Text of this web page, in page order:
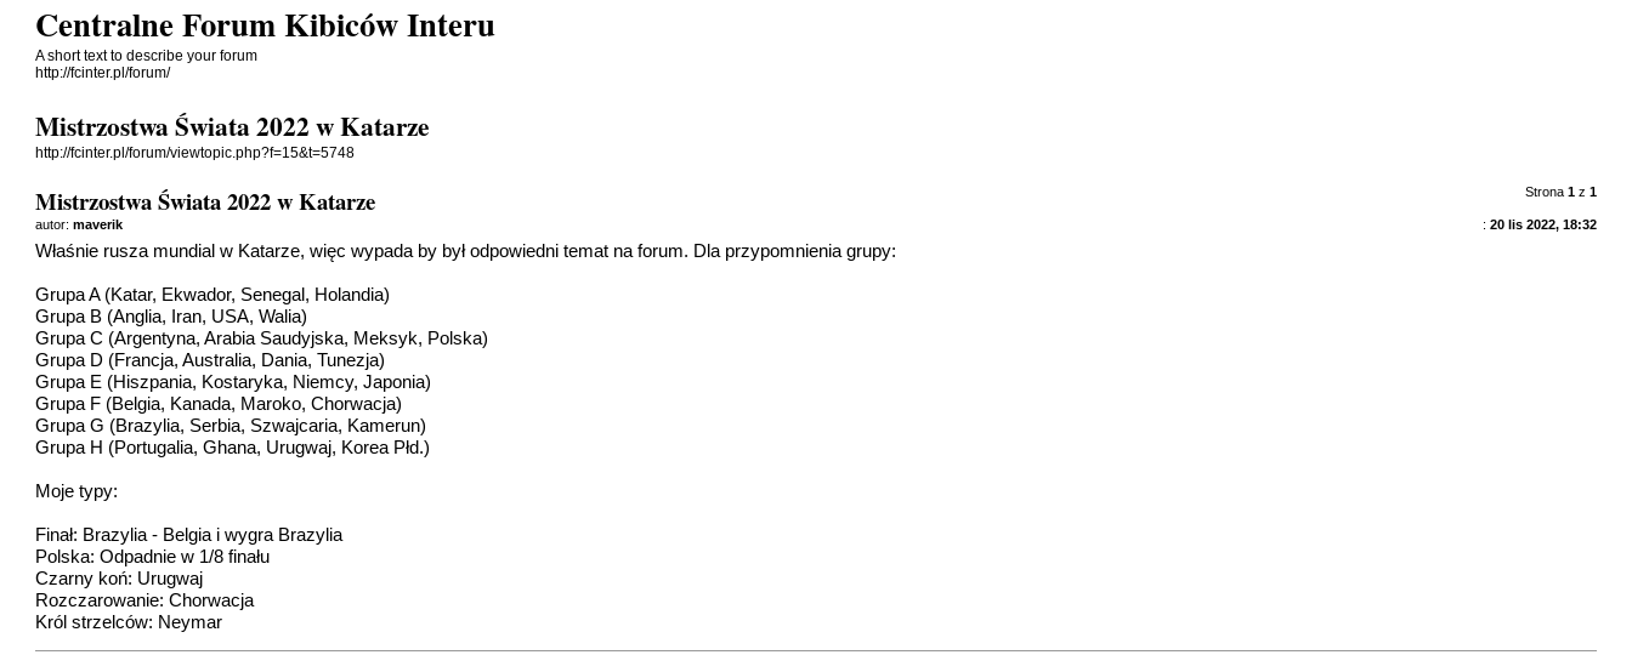
Centralne Forum Kibiców Interu
A short text to describe your forum
http://fcinter.pl/forum/
Mistrzostwa Świata 2022 w Katarze
http://fcinter.pl/forum/viewtopic.php?f=15&t=5748
Strona 1z 1
Mistrzostwa Świata 2022 w Katarze
: 20 lis 2022, 18:32
autor:maverik
Właśnie rusza mundial w Katarze, więc wypada by był odpowiedni temat na forum. Dla przypomnienia grupy:
Grupa A (Katar, Ekwador, Senegal, Holandia)
Grupa B (Anglia, Iran, USA, Walia)
Grupa C (Argentyna, Arabia Saudyjska, Meksyk, Polska)
Grupa D (Francja, Australia, Dania, Tunezja)
Grupa E (Hiszpania, Kostaryka, Niemcy, Japonia)
Grupa F (Belgia, Kanada, Maroko, Chorwacja)
Grupa G (Brazylia, Serbia, Szwajcaria, Kamerun)
Grupa H (Portugalia, Ghana, Urugwaj, Korea Płd.)
Moje typy:
Finał: Brazylia - Belgia i wygra Brazylia
Polska: Odpadnie w 1/8 finału
Czarny koń: Urugwaj
Rozczarowanie: Chorwacja
Król strzelców: Neymar